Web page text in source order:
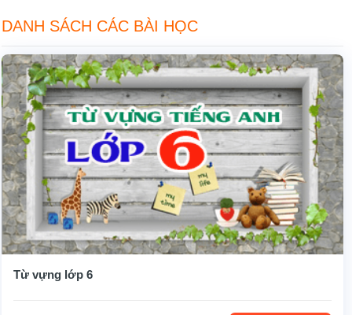
DANH SÁCH CÁC BÀI HỌC
Từ vựng lớp 6